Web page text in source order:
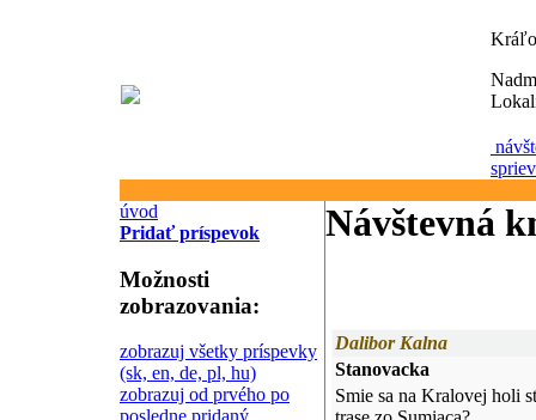
úvod
Pridať príspevok
Možnosti
zobrazovania:
zobrazuj všetky príspevky
(sk, en, de, pl, hu)
zobrazuj od prvého po
Návštevná
Dalibor Kalna
Stanovacka
Smie sa na Kralovej holi